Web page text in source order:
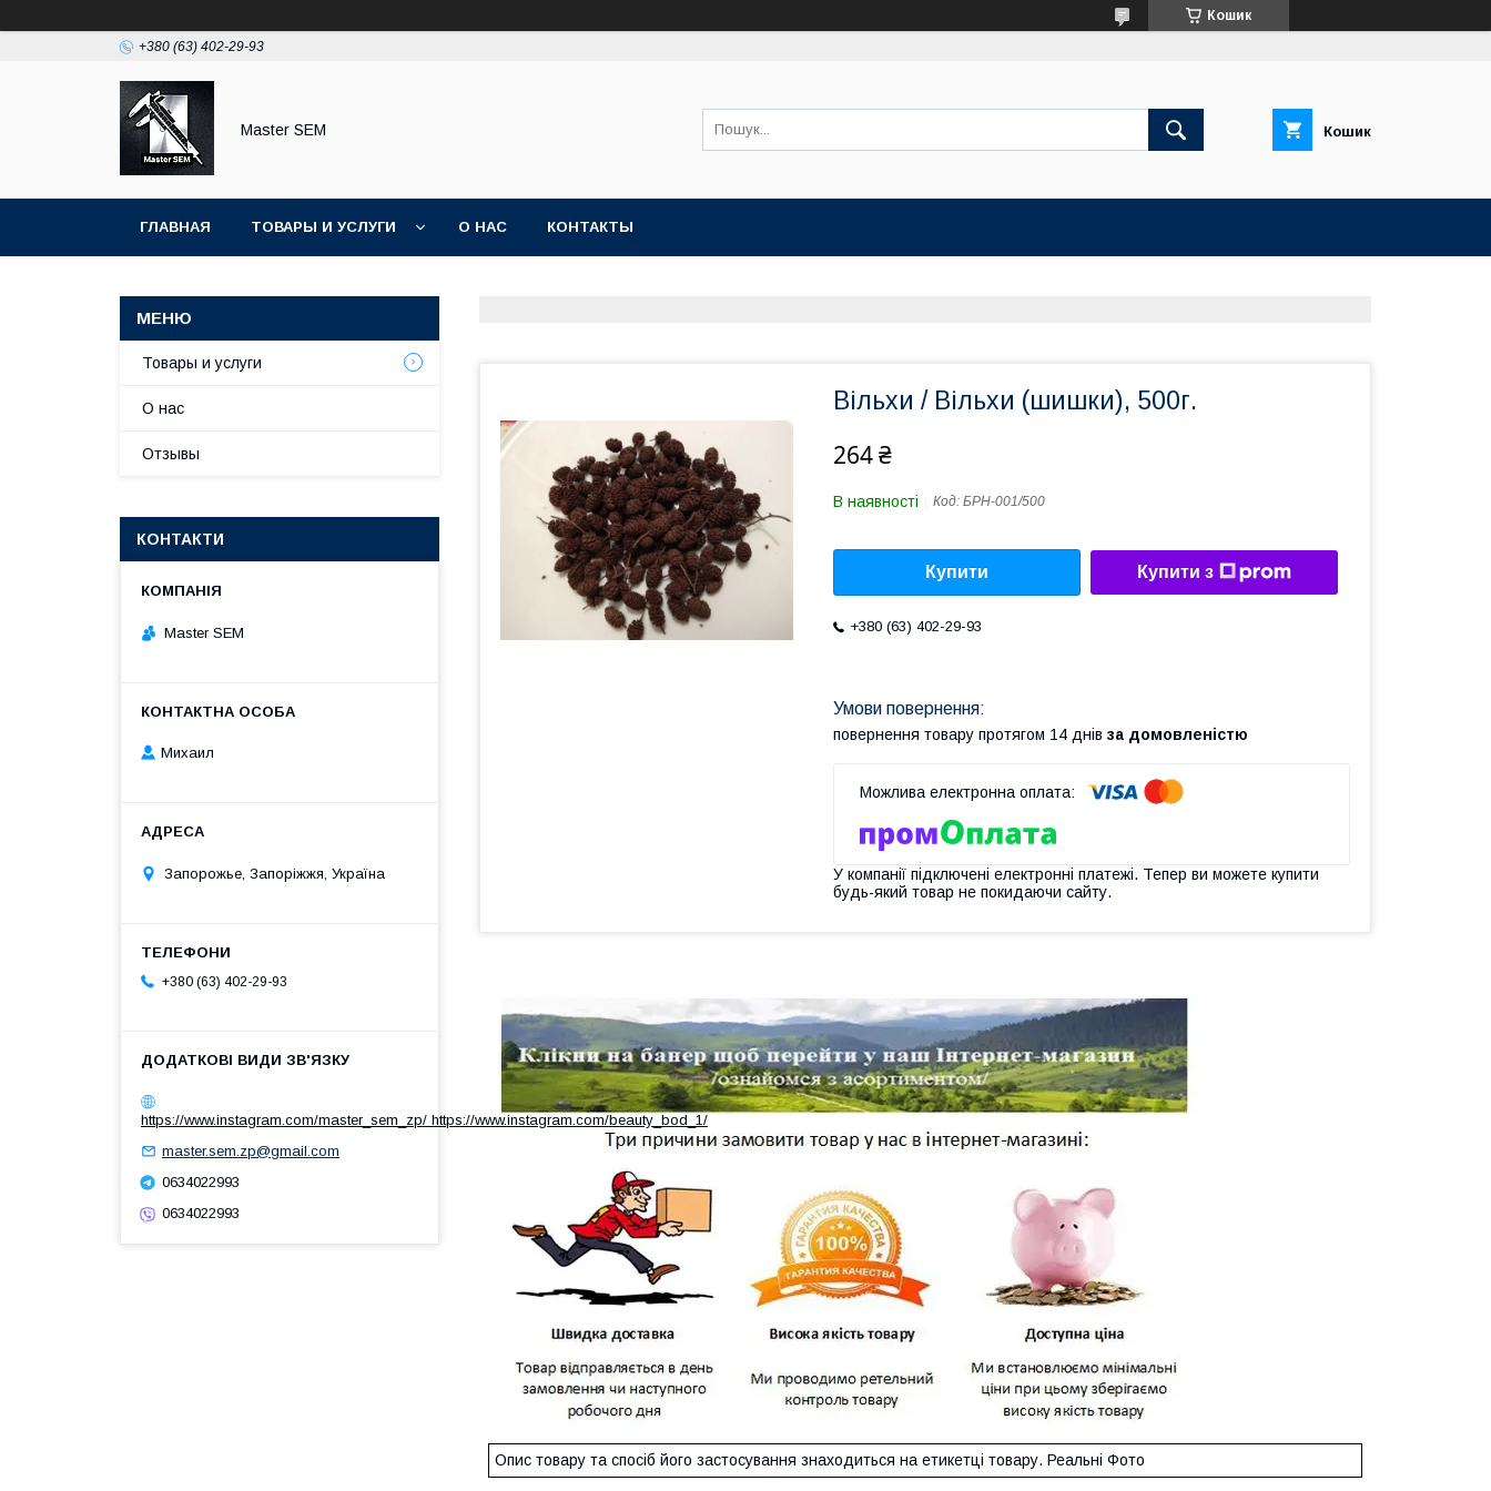
Кошик
+380 (63) 402-29-93
Master SEM Кошик
ГЛАВНАЯ ТОВАРЫ И УСЛУГИ О НАС КОНТАКТЫ
Вільхи / Вільхи (шишки), 500г.
264 ₴
В наявності Код: БРН-001/500
Купити Купити з
+380 (63) 402-29-93
повернення товару протягом 14 днів за домовленістю
У компанії підключені електронні платежі. Тепер ви можете купити
будь-який товар не покидаючи сайту.
Опис товару та спосіб його застосування знаходиться на етикетці товару. Реальні Фото
Товары и услуги
О нас
Отзывы
КОНТАКТИ
Master SEM
Михаил
Запорожье, Запоріжжя, Україна
+380 (63) 402-29-93
https://www.instagram.com/master_sem_zp/ https://www.instagram.com/beauty_bod_1/
master.sem.zp@gmail.com
0634022993
0634022993